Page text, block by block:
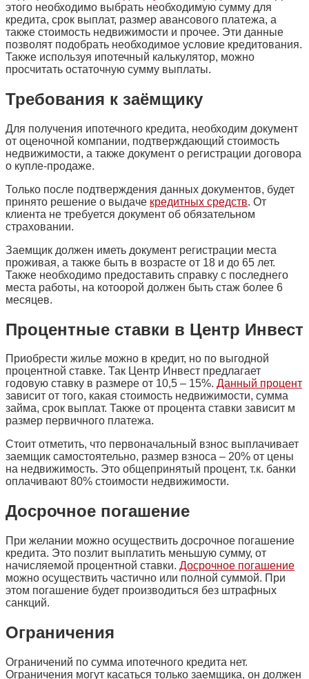
этого необходимо выбрать необходимую сумму для
кредита, срок выплат, размер авансового платежа, а
также стоимость недвижимости и прочее. Эти данные
позволят подобрать необходимое условие кредитования.
Также используя ипотечный калькулятор, можно
просчитать остаточную сумму выплаты.
Требования к заёмщику
Для получения ипотечного кредита, необходим документ
от оценочной компании, подтверждающий стоимость
недвижимости, а также документ о регистрации договора
о купле-продаже.
Только после подтверждения данных документов, будет
принято решение о выдаче кредитных средств. От
клиента не требуется документ об обязательном
страховании.
Заемщик должен иметь документ регистрации места
проживая, а также быть в возрасте от 18 и до 65 лет.
Также необходимо предоставить справку с последнего
места работы, на котоорой должен быть стаж более 6
месяцев.
Процентные ставки в Центр Инвест
Приобрести жилье можно в кредит, но по выгодной
процентной ставке. Так Центр Инвест предлагает
годовую ставку в размере от 10,5 – 15%. Данный процент
зависит от того, какая стоимость недвижимости, сумма
займа, срок выплат. Также от процента ставки зависит м
размер первичного платежа.
Стоит отметить, что первоначальный взнос выплачивает
заемщик самостоятельно, размер взноса – 20% от цены
на недвижимость. Это общепринятый процент, т.к. банки
оплачивают 80% стоимости недвижимости.
Досрочное погашение
При желании можно осуществить досрочное погашение
кредита. Это позлит выплатить меньшую сумму, от
начисляемой процентной ставки. Досрочное погашение
можно осуществить частично или полной суммой. При
этом погашение будет производиться без штрафных
санкций.
Ограничения
Ограничений по сумма ипотечного кредита нет.
Ограничения могут касаться только заемщика, он должен